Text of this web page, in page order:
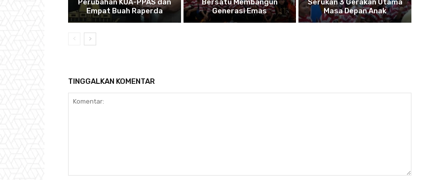
Perubahan KUA-PPAS dan
Empat Buah Raperda
Bersatu Membangun
Generasi Emas
Serukan 3 Gerakan Utama
Masa Depan Anak
TINGGALKAN KOMENTAR